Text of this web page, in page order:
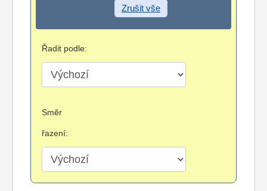
Zrušit vše
Řadit podle:
Směr
řazení: